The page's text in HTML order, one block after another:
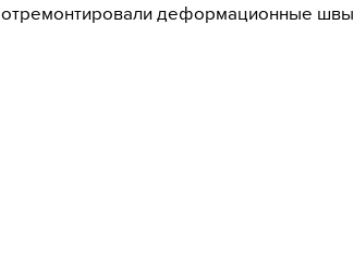
отремонтировали деформационные швы.